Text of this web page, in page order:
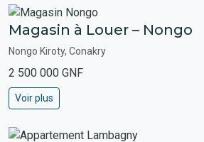
Magasin à Louer – Nongo
Nongo Kiroty, Conakry
2 500 000 GNF
Voir plus